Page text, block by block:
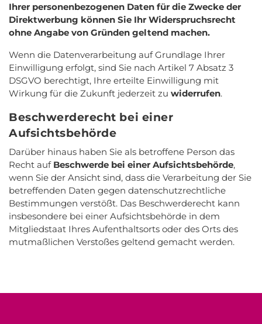
Ihrer personenbezogenen Daten für die Zwecke der
Direktwerbung können Sie Ihr Widerspruchsrecht
ohne Angabe von Gründen geltend machen.
Wenn die Datenverarbeitung auf Grundlage Ihrer
Einwilligung erfolgt, sind Sie nach Artikel 7 Absatz 3
DSGVO berechtigt, Ihre erteilte Einwilligung mit
Wirkung für die Zukunft jederzeit zu widerrufen.
Beschwerderecht bei einer
Aufsichtsbehörde
Darüber hinaus haben Sie als betroffene Person das
Recht auf Beschwerde bei einer Aufsichtsbehörde,
wenn Sie der Ansicht sind, dass die Verarbeitung der Sie
betreffenden Daten gegen datenschutzrechtliche
Bestimmungen verstößt. Das Beschwerderecht kann
insbesondere bei einer Aufsichtsbehörde in dem
Mitgliedstaat Ihres Aufenthaltsorts oder des Orts des
mutmaßlichen Verstoßes geltend gemacht werden.